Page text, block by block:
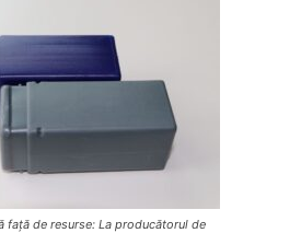
față de resurse: La producătorul de